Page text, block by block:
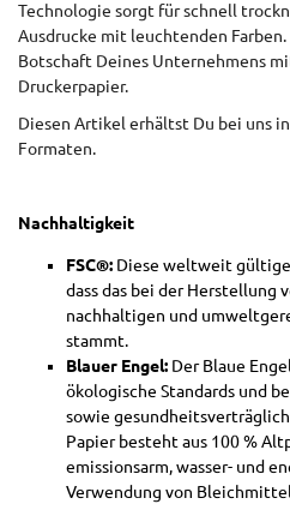
Technologie sorgt für schnell
Ausdrucke mit leuchtenden
Botschaft Deines Unternehmens
Druckerpapier.
Diesen Artikel erhältst Du bei uns
Formaten.
Nachhaltigkeit
FSC®: Diese weltweit
dass das bei der Herstellung
nachhaltigen und
stammt.
Blauer Engel: Der Blaue
ökologische Standards und
sowie
Papier besteht aus 100 %
emissionsarm, wasser- und
Verwendung von